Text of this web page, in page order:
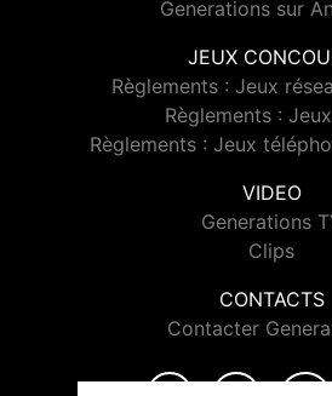
Generations sur
JEUX
Règlements : Jeux
Règlements :
Règlements : Jeux
VIDEO
Generations
Clips
CONTACTS
Contacter